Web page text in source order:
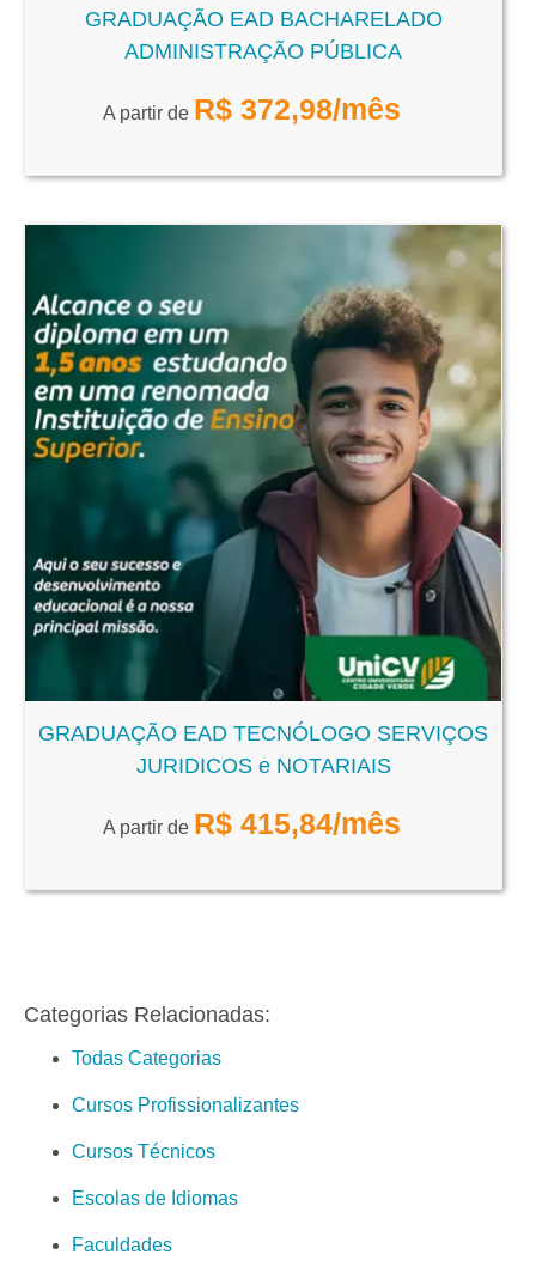
GRADUAÇÃO EAD BACHARELADO
ADMINISTRAÇÃO PÚBLICA
A partir de R$ 372,98/mês
GRADUAÇÃO EAD TECNÓLOGO SERVIÇOS
JURIDICOS e NOTARIAIS
A partir de R$ 415,84/mês
Categorias Relacionadas:
Todas Categorias
Cursos Profissionalizantes
Cursos Técnicos
Escolas de Idiomas
Faculdades